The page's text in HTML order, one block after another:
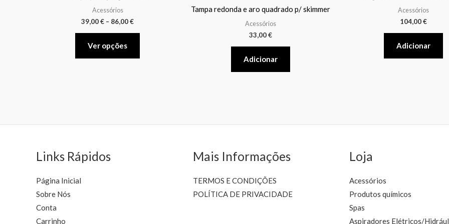
Acessórios
39,00€ – 86,00€
Ver opções
options
the
Tampa redonda e aro quadrado p/ skimmer
Acessórios
33,00€
Adicionar
Acessórios
104,00€
Adicionar
Links Rápidos
Página Inicial
Sobre Nós
Conta
Carrinho
Mais Informações
TERMOS E CONDIÇÕES
POLÍTICA DE PRIVACIDADE
Loja
Acessórios
Produtos químicos
Spas
Aspiradores Elétricos/